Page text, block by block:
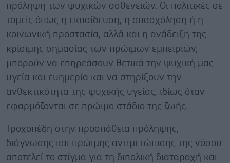
πρόληψη των ψυχικών ασθενειών. Οι πολιτικές σε
τομείς όπως η εκπαίδευση, η απασχόληση ή η
κοινωνική προστασία, αλλά και η ανάδειξη της
κρίσιμης σημασίας των πρώιμων εμπειριών,
μπορούν να επηρεάσουν θετικά την ψυχική μας
υγεία και ευημερία και να στηρίξουν την
ανθεκτικότητα της ψυχικής υγείας, ιδίως όταν
εφαρμόζονται σε πρώιμο στάδιο της ζωής.
Τροχοπέδη στην προσπάθεια πρόληψης,
διάγνωσης και πρώιμης αντιμετώπισης της νόσου
αποτελεί το στίγμα για τη διπολική διαταραχή και